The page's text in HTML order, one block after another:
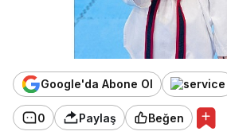
Google'da Abone Ol
0 Paylaş Beğen